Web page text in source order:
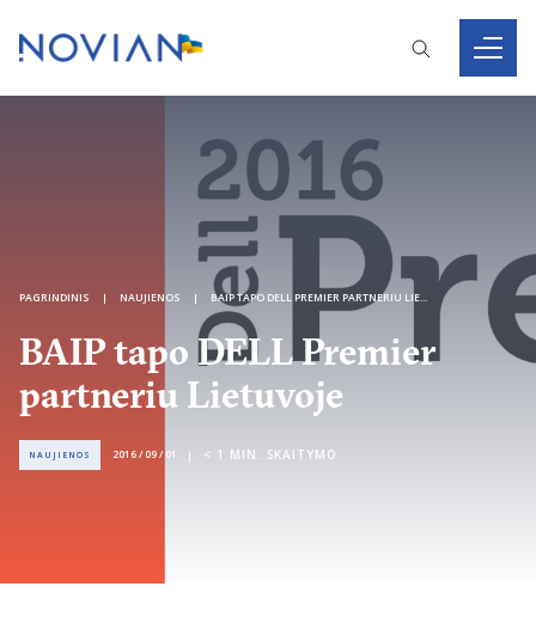
PAGRINDINIS NAUJIENOS BAIP TAPO DELL PREMIER PARTNERIU LIETUVOJE
BAIP tapo DELL Premier
partneriu Lietuvoje
NAUJIENOS 2016 / 09 / 01 < 1 MIN. SKAITYMO